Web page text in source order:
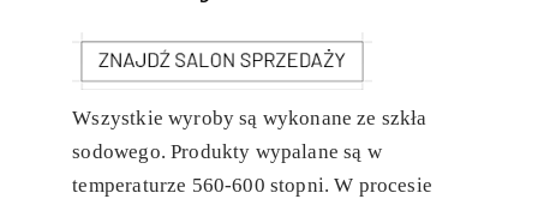
Wszystkie wyroby są wykonane ze szkła
sodowego. Produkty wypalane są w
temperaturze 560-600 stopni. W procesie